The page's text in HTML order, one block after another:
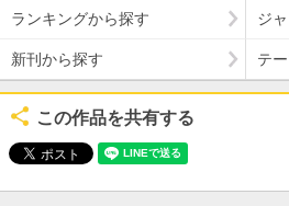
ランキングから探す ジ
新刊から探す テ
この作品を共有する